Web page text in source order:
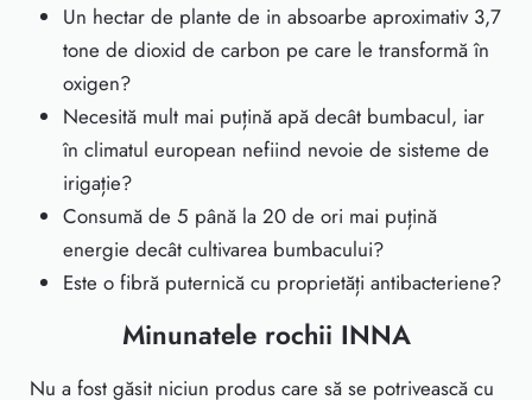
Un hectar de plante de in absoarbe aproximativ 3,7
tone de dioxid de carbon pe care le transformă în
oxigen?
Necesită mult mai puțină apă decât bumbacul, iar
în climatul european nefiind nevoie de sisteme de
irigație?
Consumă de 5 până la 20 de ori mai puțină
energie decât cultivarea bumbacului?
Este o fibră puternicăcu proprietăți antibacteriene?
Minunatele rochii INNA
Nu a fost găsit niciun produs care să se potrivească cu